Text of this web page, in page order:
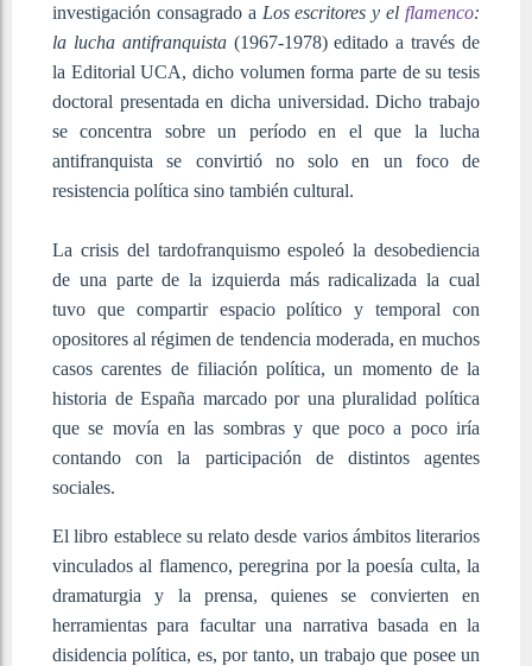
investigación consagrado a Los escritores y el flamenco:
la lucha antifranquista(1967-1978) editado a través de
la Editorial UCA, dicho volumen forma parte de su tesis
doctoral presentada en dicha universidad. Dicho trabajo
se concentra sobre un período en el que la lucha
antifranquista se convirtió no solo en un foco de
resistencia política sino también cultural.
La crisis del tardofranquismo espoleó la desobediencia
de una parte de la izquierda más radicalizada la cual
tuvo que compartir espacio político y temporal con
opositores al régimen de tendencia moderada, en muchos
casos carentes de filiación política, un momento de la
historia de España marcado por una pluralidad política
que se movía en las sombras y que poco a poco iría
contando con la participación de distintos agentes
sociales.
El libro establece su relato desde varios ámbitos literarios
vinculados al flamenco, peregrina por la poesía culta, la
dramaturgia y la prensa, quienes se convierten en
herramientas para facultar una narrativa basada en la
disidencia política, es, por tanto, un trabajo que posee un